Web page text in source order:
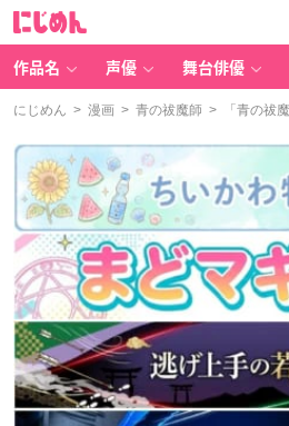
作品名 声優 舞台俳優
にじめん > 漫画 > 青の祓魔師 > 「青の祓